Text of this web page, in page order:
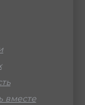
вместе